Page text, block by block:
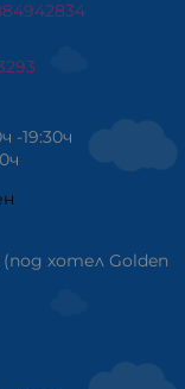
-19:30ч
хотел Golden